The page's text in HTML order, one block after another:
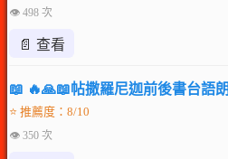
👁 498 次
📄 查看
📖 🔥🙏📖帖撒羅尼迦前後書台語
⭐ 推薦度：8/10
👁 350 次